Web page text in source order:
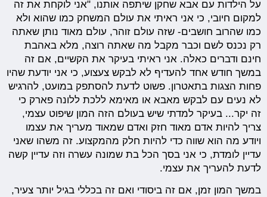
על הילדות עם אבא שחקן שיתפה אותנו, "אני לוקחת את זה
למקום חיובי, כי אני ראיתי את עולם המשחק כמו שהוא ולא
כמו שהרוב חושבים- שזה עולם זוהר, עולם מאוד נותן שאתה
רק נכנס לשם וכבר מקבל מה שאתה רוצה, מלא באהבת
חינם ודברים כאלה. אני ראיתי בעיקר את הקשיים, אם זה
במשך חודש אחד להעדיף לא לבקש צעצוע, כי אני יודעת שהיו
פחות הצגות בתאטרון. פשוט לדעת להסתפק במועט, להרגיש
לא נעים עם לבקש מאבא או מאימא ללכת ללונה פארק כי
זה יקר... בעיקר למדתי שיש בעולם הזה המון שיפוט עצמי,
צריך להיות אדם מאוד חזק ואדם שמאוד מעריך את עצמו
ויודע מה הוא שווה כדי להיות חלק מהמקצוע. זה משהו שאני
עדיין לומדת, כי אני בסך הכל בת שמונה עשרה וזה עדיין קשה
לדעת להעריך את עצמי.
במשך המון זמן, אם זה ביסודי ואם זה בכללי בגיל יותר צעיר,